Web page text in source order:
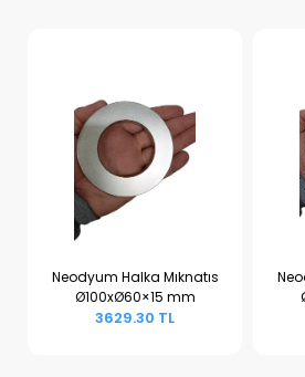
Sepete Ekle
Neodyum Halka Mıknatıs
Ø100xØ60×15 mm
3629.30 TL